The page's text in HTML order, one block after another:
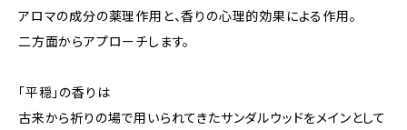
アロマの成分の薬理作用と、香りの心理的効果による作用。
二方面からアプローチします。
「平穏」の香りは
古来から祈りの場で用いられてきたサンダルウッドをメインとして